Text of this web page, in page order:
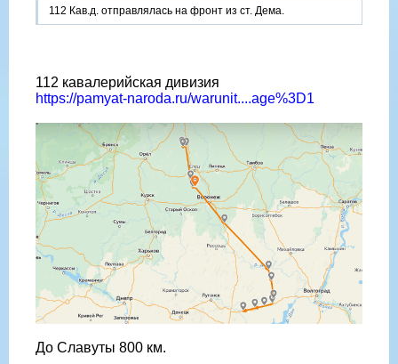
112 Кав.д. отправлялась на фронт из ст. Дема.
112 кавалерийская дивизия
https://pamyat-naroda.ru/warunit....age%3D1
До Славуты 800 км.